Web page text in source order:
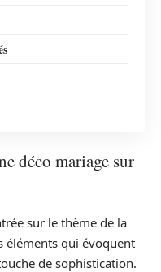
déco mariage sur
sur le thème de la
éléments qui évoquent
de sophistication.